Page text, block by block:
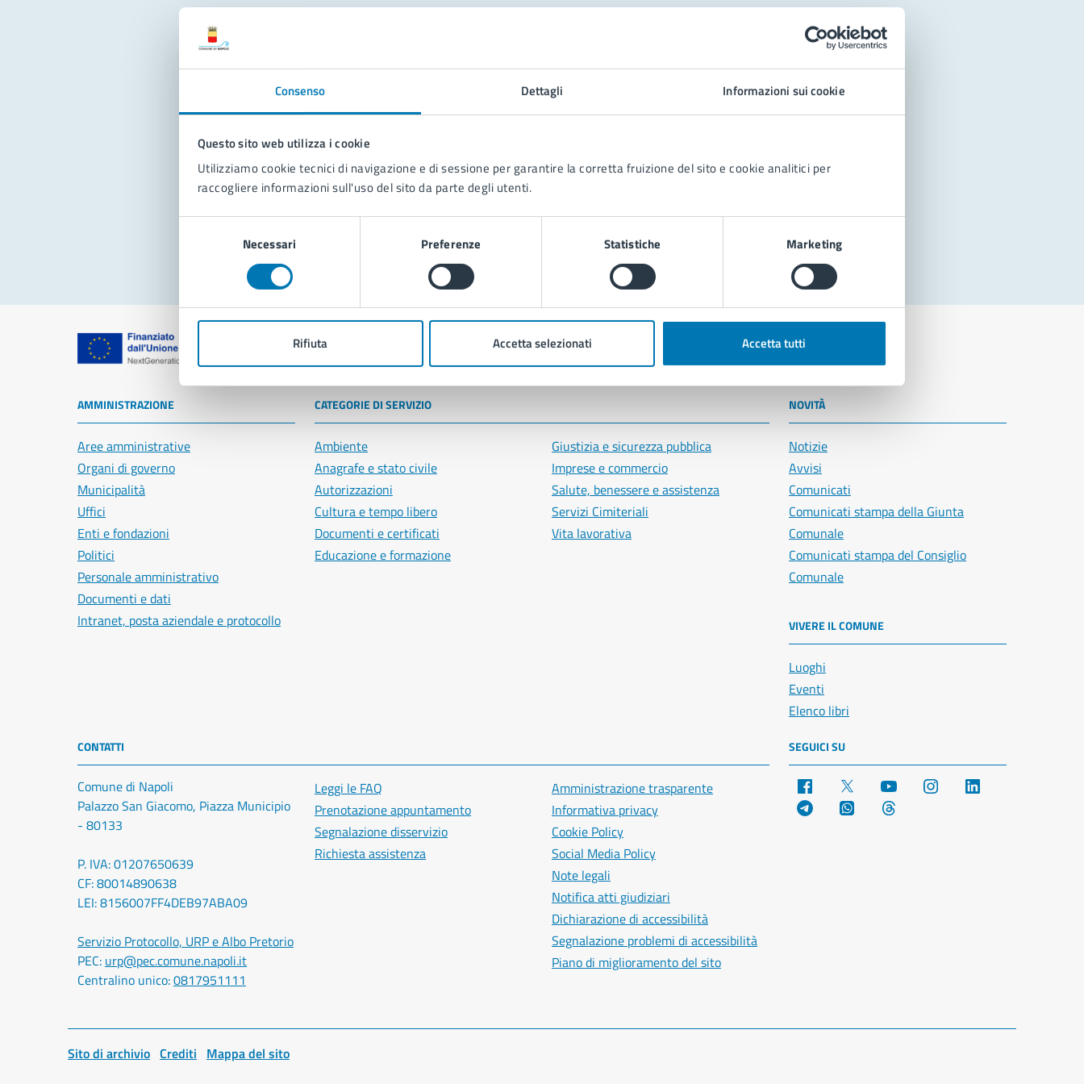
Consenso Dettagli Informazioni sui cookie
Questo sito web utilizza i cookie
Utilizziamo cookie tecnici di navigazione e di sessione per garantire la corretta fruizione del sito e cookie analitici per
raccogliere informazioni sull'uso del sito da parte degli utenti.
Necessari Preferenze Statistiche Marketing
Rifiuta Accetta selezionati Accetta tutti
Problemi in città
Segnala disservizio
Comune di Napoli
AMMINISTRAZIONE
Aree amministrative
Organi di governo
Municipalità
Uffici
Enti e fondazioni
Politici
Personale amministrativo
Documenti e dati
Intranet, posta aziendale e protocollo
CATEGORIE DI SERVIZIO
Ambiente
Anagrafe e stato civile
Autorizzazioni
Cultura e tempo libero
Documenti e certificati
Educazione e formazione
Giustizia e sicurezza pubblica
Imprese e commercio
Salute, benessere e assistenza
Servizi Cimiteriali
Vita lavorativa
NOVITÀ
Notizie
Avvisi
Comunicati
Comunicati stampa della Giunta
Comunale
Comunicati stampa del Consiglio
Comunale
VIVERE IL COMUNE
Luoghi
Eventi
Elenco libri
CONTATTI
Comune di Napoli
Palazzo San Giacomo, Piazza Municipio
- 80133
P. IVA: 01207650639
CF: 80014890638
LEI: 8156007FF4DEB97ABA09
Servizio Protocollo, URP e Albo Pretorio
PEC: urp@pec.comune.napoli.it
Centralino unico:0817951111
Leggi le FAQ
Prenotazione appuntamento
Segnalazione disservizio
Richiesta assistenza
Amministrazione trasparente
Informativa privacy
Cookie Policy
Social Media Policy
Note legali
Notifica atti giudiziari
Dichiarazione di accessibilità
Segnalazione problemi di accessibilità
Piano di miglioramento del sito
SEGUICI SU
Facebook YouTube Instagram
Telegram WhatsApp
Sito di archivio Crediti Mappa del sito